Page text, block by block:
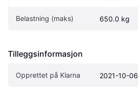
Belastning (maks) 650.0 kg
Tilleggsinformasjon
Opprettet på Klarna 2021-10-06